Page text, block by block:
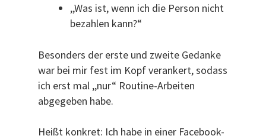
,,Was ist, wenn ich die Person nicht
bezahlen kann?“
Besonders der erste und zweite Gedanke
war bei mir fest im Kopf verankert, sodass
ich erst mal ,,nur“ Routine-Arbeiten
abgegeben habe.
Heißt konkret: Ich habe in einer Facebook-